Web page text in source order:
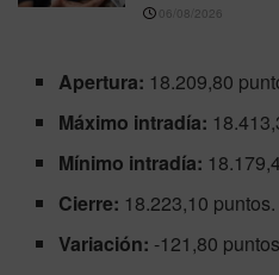
06/08/2026
Apertura: 18.209,80
Máximo intradía:
Mínimo intradía:
Cierre: 18.223,10 puntos.
Variación: -121,80